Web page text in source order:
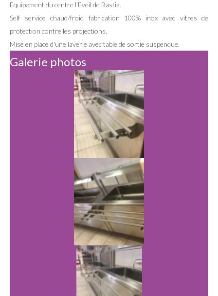
Equipement du centre l'Eveil de Bastia.
Self service chaud/froid fabrication 100% inox avec vitres de
protection contre les projections.
Mise en place d'une laverie avec table de sortie suspendue.
Galerie photos